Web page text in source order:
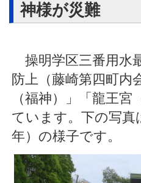
神様が災難
操明学区三番用水
防上（藤崎第四町内
（福神）」「龍王
ています。下の写真
年）の様子です。